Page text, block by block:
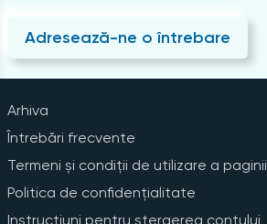
Adresează-ne o întrebare
Arhiva
Întrebări frecvente
Termeni și condiții de utilizare a paginii
Politica de confidențialitate
Instrucțiuni pentru ștergerea contului